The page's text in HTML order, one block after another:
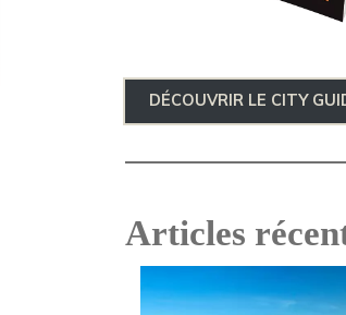
DÉCOUVRIR LE CITY
Articles